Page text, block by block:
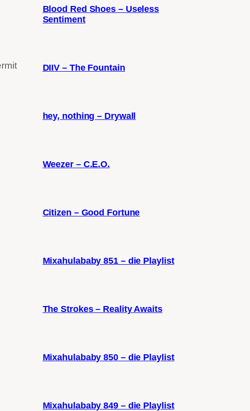
Blood Red Shoes – Useless
Sentiment
DIIV – The Fountain
hey, nothing – Drywall
Weezer – C.E.O.
Citizen – Good Fortune
Mixahulababy 851 – die Playlist
The Strokes – Reality Awaits
Mixahulababy 850 – die Playlist
Mixahulababy 849 – die Playlist